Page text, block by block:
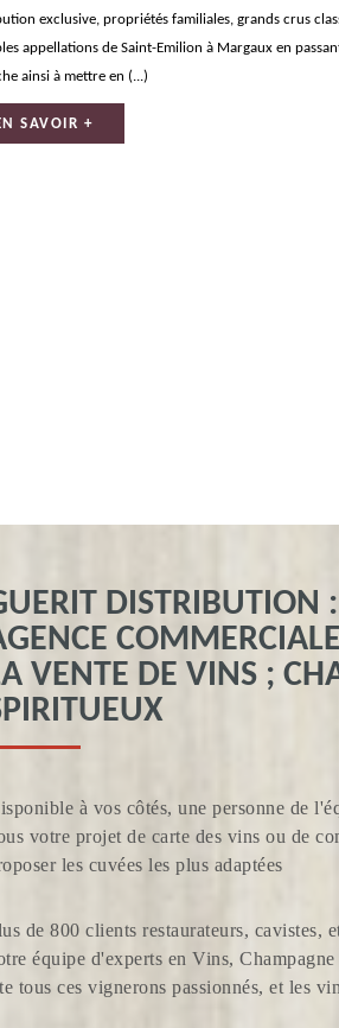
exclusive, propriétés familiales, grands crus
appellations de Saint-Emilion à Margaux en
ainsi à mettre en (...)
SAVOIR +
DISTRIBUTION :
VENTE DE VINS ;
à vos côtés, une personne de
votre projet de carte des vins ou de
les cuvées les plus adaptées
de 800 clients restaurateurs, cavistes,
équipe d'experts en Vins,
tous ces vignerons passionnés, et les